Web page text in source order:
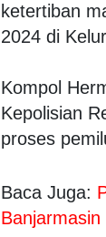
ketertiban
2024 di
Kompol
Kepolisian
proses
Baca Juga:
Banjarmasin